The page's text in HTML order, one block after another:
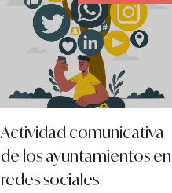
Actividad comunicativa
de los ayuntamientos en
redes sociales